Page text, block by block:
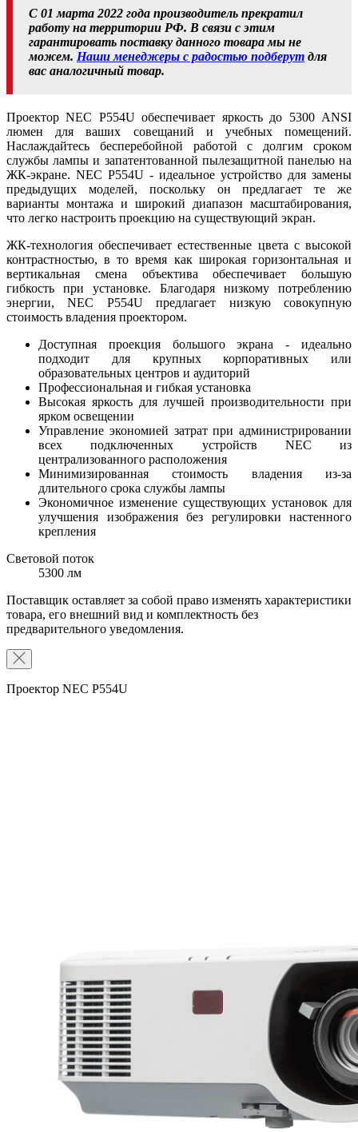
С 01 марта 2022 года производитель прекратил
работу на территории РФ. В связи с этим
гарантировать поставку данного товара мы не
можем. Наши менеджеры с радостью подберут для
вас аналогичный товар.
Проектор NEC P554U обеспечивает яркость до 5300 ANSI
люмен для ваших совещаний и учебных помещений.
Наслаждайтесь бесперебойной работой с долгим сроком
службы лампы и запатентованной пылезащитной панелью на
ЖК-экране. NEC P554U - идеальное устройство для замены
предыдущих моделей, поскольку он предлагает те же
варианты монтажа и широкий диапазон масштабирования,
что легко настроить проекцию на существующий экран.
ЖК-технология обеспечивает естественные цвета с высокой
контрастностью, в то время как широкая горизонтальная и
вертикальная смена объектива обеспечивает большую
гибкость при установке. Благодаря низкому потреблению
энергии, NEC P554U предлагает низкую совокупную
стоимость владения проектором.
Доступная проекция большого экрана - идеально
подходит для крупных корпоративных или
образовательных центров и аудиторий
Профессиональная и гибкая установка
Высокая яркость для лучшей производительности при
ярком освещении
Управление экономией затрат при администрировании
всех подключенных устройств NEC из
централизованного расположения
Минимизированная стоимость владения из-за
длительного срока службы лампы
Экономичное изменение существующих установок для
улучшения изображения без регулировки настенного
крепления
Световой поток
5300 лм
Поставщик оставляет за собой право изменять характеристики
товара, его внешний вид и комплектность без
предварительного уведомления.
Проектор NEC P554U